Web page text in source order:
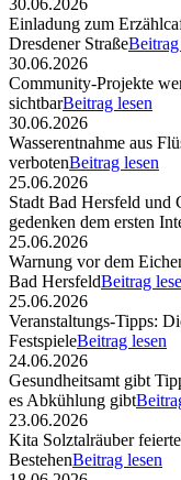
30.06.2026
Einladung zum
Dresdener StraßeBeitrag
30.06.2026
Community-Projekte
sichtbarBeitrag lesen
30.06.2026
Wasserentnahme aus
verbotenBeitrag lesen
25.06.2026
Stadt Bad Hersfeld und
gedenken dem ersten
25.06.2026
Warnung vor dem
Bad HersfeldBeitrag
25.06.2026
Veranstaltungs-Tipps:
FestspieleBeitrag lesen
24.06.2026
Gesundheitsamt gibt
es Abkühlung gibt
23.06.2026
Kita Solztalräuber
BestehenBeitrag lesen